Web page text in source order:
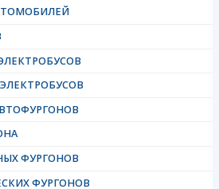
ФУРГОНОВ
ФУРГОНОВ